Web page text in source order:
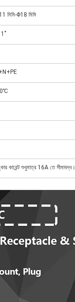
মিমি-Φ18 মিমি
1"
কারেন্ট শুধুমাত্র 16A তে সীমাবদ্ধ।